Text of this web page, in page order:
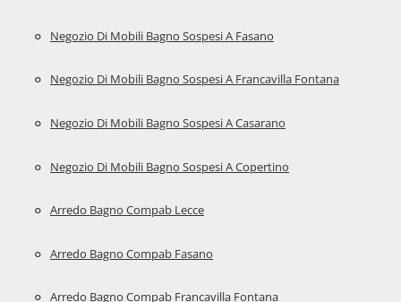
Negozio Di Mobili Bagno Sospesi A Fasano
Negozio Di Mobili Bagno Sospesi A Francavilla Fontana
Negozio Di Mobili Bagno Sospesi A Casarano
Negozio Di Mobili Bagno Sospesi A Copertino
Arredo Bagno Compab Lecce
Arredo Bagno Compab Fasano
Arredo Bagno Compab Francavilla Fontana